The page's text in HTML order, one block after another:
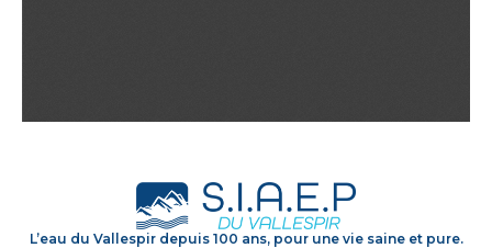
L’eau du Vallespir depuis 100 ans, pour une vie saine et pure.